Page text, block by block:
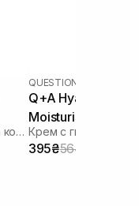
Крем для восстановления барьера кожи
QUESTION AND
Q+A Hyaluronic
Moisturiser 75 мл
Крем с
395₴564₴